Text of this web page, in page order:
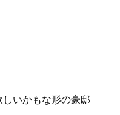
いかもな形の豪邸